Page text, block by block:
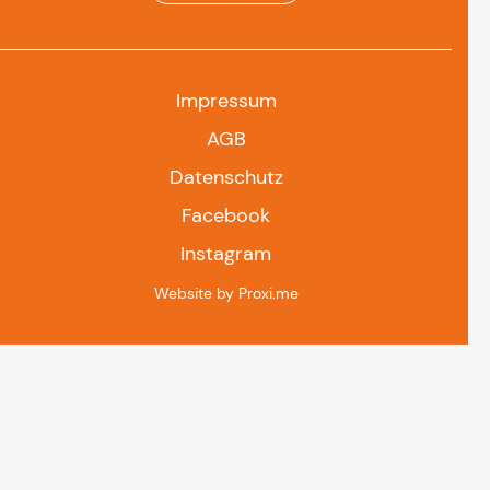
Impressum
AGB
Datenschutz
Facebook
Instagram
Website by Proxi.me